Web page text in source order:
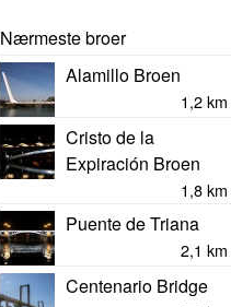
Nærmeste broer
Alamillo Broen
1,2 km
Cristo de la
Expiración Broen
1,8 km
Puente de Triana
2,1 km
Centenario Bridge